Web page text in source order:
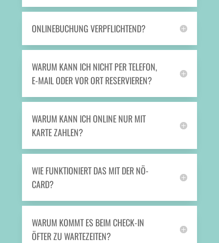
ONLINEBUCHUNG VERPFLICHTEND?
WARUM KANN ICH NICHT PER TELEFON,
E-MAIL ODER VOR ORT RESERVIEREN?
WARUM KANN ICH ONLINE NUR MIT
KARTE ZAHLEN?
WIE FUNKTIONIERT DAS MIT DER NÖ-
CARD?
WARUM KOMMT ES BEIM CHECK-IN
ÖFTER ZU WARTEZEITEN?